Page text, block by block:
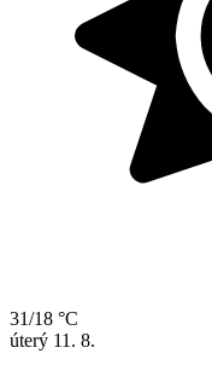
31/18 °C
úterý 11. 8.